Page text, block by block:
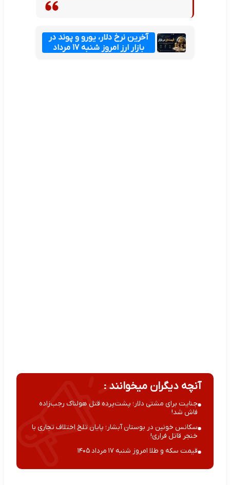
آخرین نرخ دلار، یورو و پوند در
بازار ارز امروز شنبه ۱۷ مرداد
آنچه دیگران میخوانند :
جنایت برای مشتی دلار؛ پشت‌پرده قتل هولناک رجب‌زاده
فاش شد!
سکانس خونین در بوستان آبشار؛ پایان تلخ اختلاف تجاری با
خنجر قاتل فراری!
قیمت سکه و طلا امروز شنبه ۱۷ مرداد ۱۴۰۵